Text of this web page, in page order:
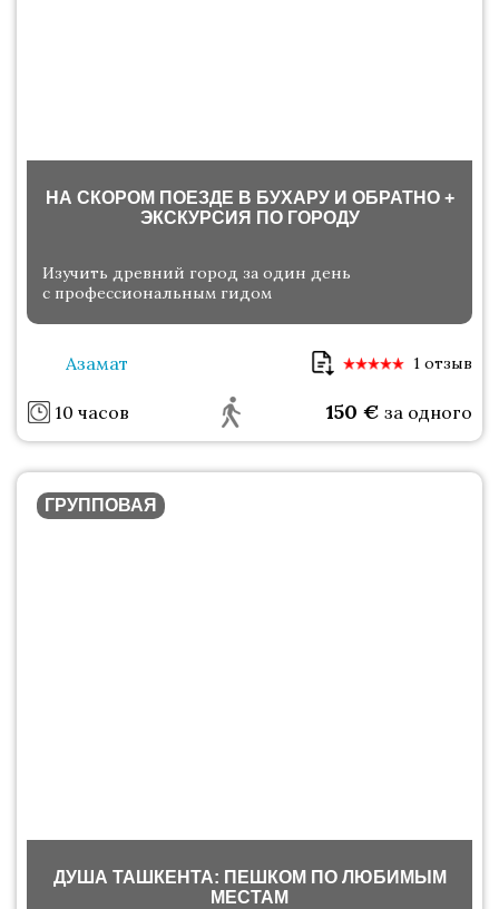
НА СКОРОМ ПОЕЗДЕ В БУХАРУ И ОБРАТНО +
ЭКСКУРСИЯ ПО ГОРОДУ
Изучить древний город за один день
с профессиональным гидом
Азамат 1 отзыв
10 часов 150 € за одного
ГРУППОВАЯ
ДУША ТАШКЕНТА: ПЕШКОМ ПО ЛЮБИМЫМ
МЕСТАМ